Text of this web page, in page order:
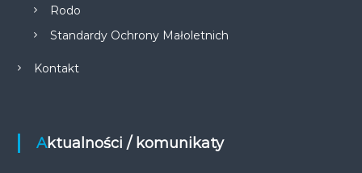
Rodo
Standardy Ochrony Małoletnich
Kontakt
Aktualności / komunikaty